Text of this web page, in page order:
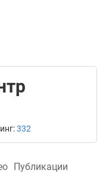
332
Публикации